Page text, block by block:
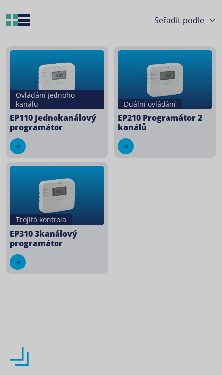
Grid Layout
Ovládání jednoho
kanálu
EP110 Jednokanálový
programátor
Duální ovládání
EP210 Programátor 2
kanálů
Trojitá kontrola
EP310 3kanálový
programátor